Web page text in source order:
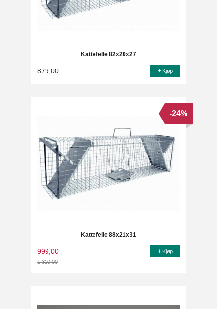
Kattefelle 82x20x27
879,00 Kjøp
Kattefelle 88x21x31
999,00
1 310,00
-24%
Kjøp